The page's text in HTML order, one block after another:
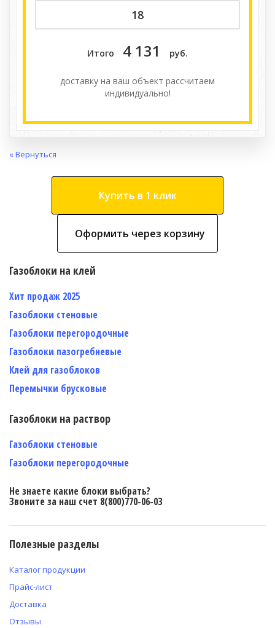
Итого 4 131 руб.
доставку на ваш объект расcчитаем
индивидуально!
« Вернуться
Купить в 1 клик
Оформить через корзину
Газоблоки на клей
Хит продаж 2025
Газоблоки стеновые
Газоблоки перегородочные
Газоблоки пазогребневые
Клей для газоблоков
Перемычки брусковые
Газоблоки на раствор
Газоблоки стеновые
Газоблоки перегородочные
Не знаете какие блоки выбрать?
Звоните за наш счет 8(800)770-06-03
Полезные разделы
Каталог продукции
Прайс-лист
Доставка
Отзывы